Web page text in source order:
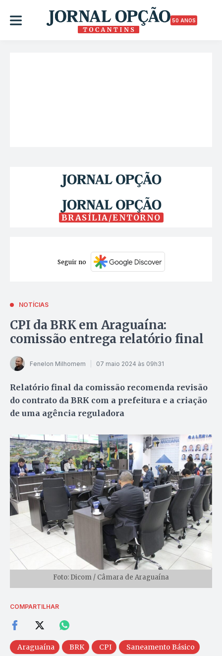
50 ANOS
BRASÍLIA/ENTORNO
Seguir no
NOTÍCIAS
CPI da BRK em Araguaína:
comissão entrega relatório final
Fenelon Milhomem 07 maio 2024 às 09h31
Relatório final da comissão recomenda revisão
do contrato da BRK com a prefeitura e a criação
de uma agência reguladora
Foto: Dicom / Câmara de Araguaína
COMPARTILHAR
Araguaína BRK CPI Saneamento Básico